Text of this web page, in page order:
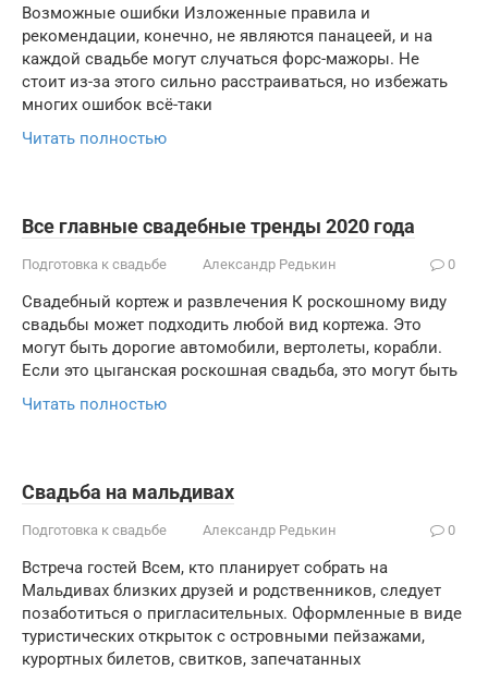
Возможные ошибки Изложенные правила и
рекомендации, конечно, не являются панацеей, и на
каждой свадьбе могут случаться форс-мажоры. Не
стоит из-за этого сильно расстраиваться, но избежать
многих ошибок всё-таки
Читать полностью
Все главные свадебные тренды 2020 года
Подготовка к свадьбе Александр Редькин 0
Свадебный кортеж и развлечения К роскошному виду
свадьбы может подходить любой вид кортежа. Это
могут быть дорогие автомобили, вертолеты, корабли.
Если это цыганская роскошная свадьба, это могут быть
Читать полностью
Свадьба на мальдивах
Подготовка к свадьбе Александр Редькин 0
Встреча гостей Всем, кто планирует собрать на
Мальдивах близких друзей и родственников, следует
позаботиться о пригласительных. Оформленные в виде
туристических открыток с островными пейзажами,
курортных билетов, свитков, запечатанных